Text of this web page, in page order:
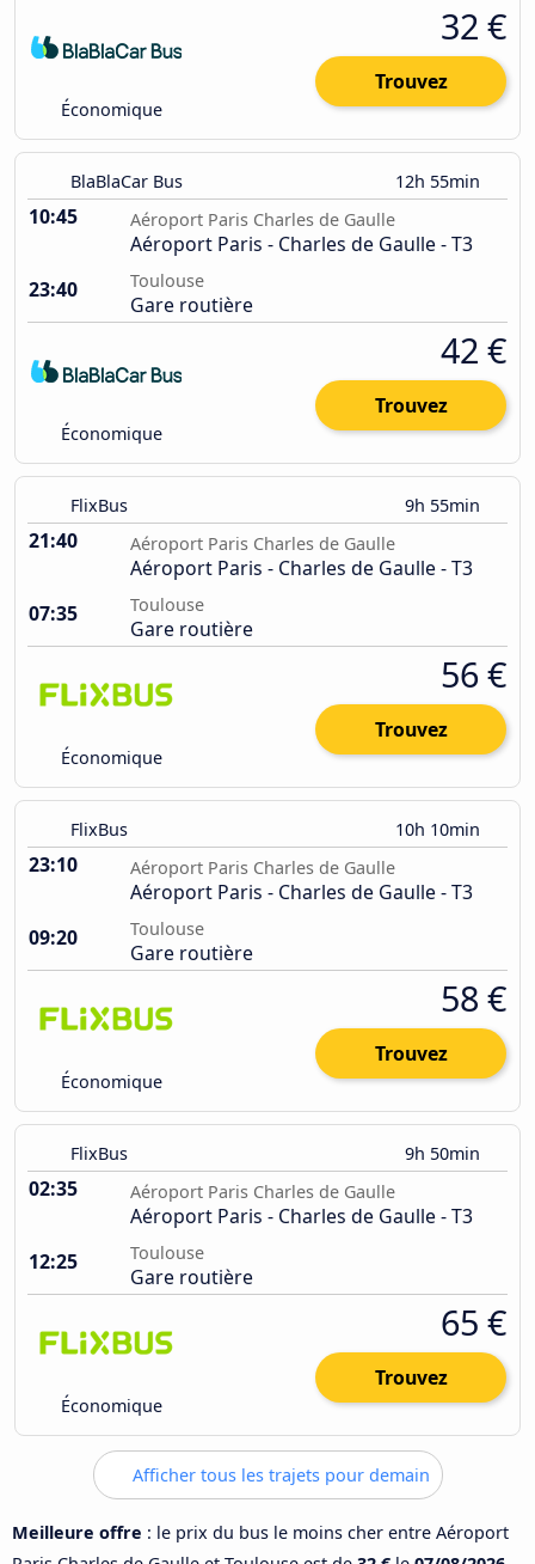
Économique
32 €
Trouvez
BlaBlaCar Bus 12h 55min
10:45 Aéroport Paris Charles de Gaulle
Aéroport Paris - Charles de Gaulle - T3
23:40
Toulouse
Gare routière
Économique
42 €
Trouvez
FlixBus 9h 55min
21:40 Aéroport Paris Charles de Gaulle
Aéroport Paris - Charles de Gaulle - T3
07:35
Toulouse
Gare routière
Économique
56 €
Trouvez
FlixBus 10h 10min
23:10 Aéroport Paris Charles de Gaulle
Aéroport Paris - Charles de Gaulle - T3
09:20
Toulouse
Gare routière
Économique
58 €
Trouvez
FlixBus 9h 50min
02:35 Aéroport Paris Charles de Gaulle
Aéroport Paris - Charles de Gaulle - T3
12:25
Toulouse
Gare routière
Économique
65 €
Trouvez
Afficher tous les trajets pour demain
Meilleure offre : le prix du bus le moins cher entre Aéroport